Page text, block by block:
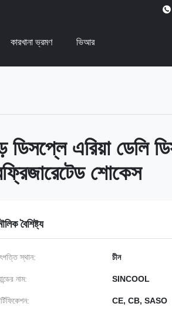
কারখানা ভ্রমণ ভিআর
ডিসপ্লে এরিয়া ডেলি
শোকেস
বৈশিষ্ট্য
স্থান: চীন
নাম: SINCOOL
CE, CB, SASO